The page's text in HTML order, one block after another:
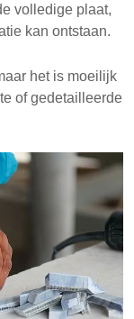
volledige plaat,
kan ontstaan.
het is moeilijk
of gedetailleerde